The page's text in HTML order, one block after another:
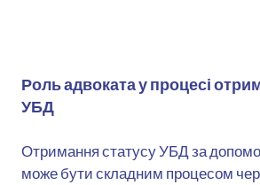
Роль адвоката у процесі
УБД
Отримання статусу УБД за
може бути складним процесом